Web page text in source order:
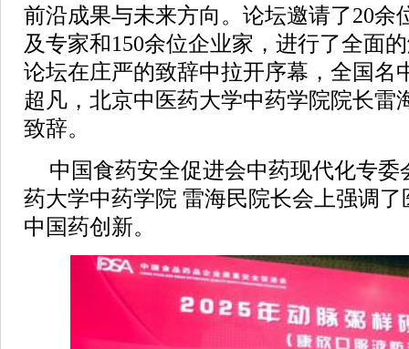
前沿成果与未来方向。论坛邀请了20余
及专家和150余位企业家，进行了全面
论坛在庄严的致辞中拉开序幕，全国名
超凡，北京中医药大学中药学院院长雷
致辞。
中国食药安全促进会中药现代化专
药大学中药学院 雷海民院长会上强调
中国药创新。